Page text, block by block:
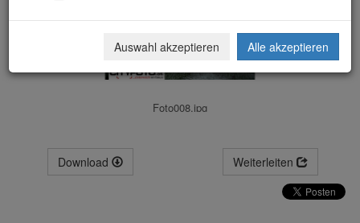
Foto008.jpg
Download Weiterleiten
Auswahl akzeptieren Alle akzeptieren